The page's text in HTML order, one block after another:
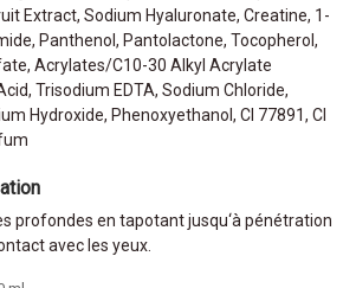
Extract, Sodium Hyaluronate, Creatine, 1-
Panthenol, Pantolactone, Tocopherol,
Acrylates/C10-30 Alkyl Acrylate
Trisodium EDTA, Sodium Chloride,
Hydroxide, Phenoxyethanol, CI 77891, CI
profondes en tapotant jusqu‘à pénétration
avec les yeux.